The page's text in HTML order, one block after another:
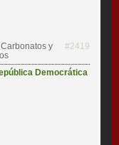
y
#2419
Democrática